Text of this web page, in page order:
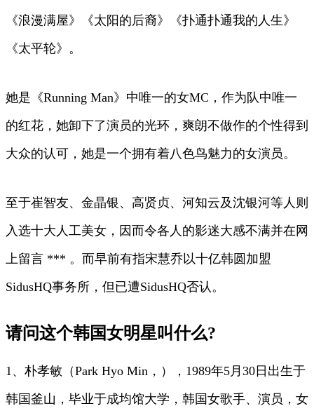
《浪漫满屋》《太阳的后裔》《扑通扑通我的人生》
《太平轮》。
她是《Running Man》中唯一的女MC，作为队中唯一
的红花，她卸下了演员的光环，爽朗不做作的个性得到
大众的认可，她是一个拥有着八色鸟魅力的女演员。
至于崔智友、金晶银、高贤贞、河知云及沈银河等人则
入选十大人工美女，因而令各人的影迷大感不满并在网
上留言 *** 。而早前有指宋慧乔以十亿韩圆加盟
SidusHQ事务所，但已遭SidusHQ否认。
请问这个韩国女明星叫什么?
1、朴孝敏（Park Hyo Min，），1989年5月30日出生于
韩国釜山，毕业于成均馆大学，韩国女歌手、演员，女